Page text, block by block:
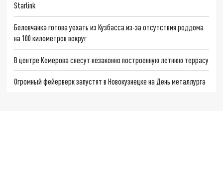
Starlink
Беловчанка готова уехать из Кузбасса из-за отсутствия роддома
на 100 километров вокруг
В центре Кемерова снесут незаконно построенную летнюю террасу
Огромный фейерверк запустят в Новокузнецке на День металлурга